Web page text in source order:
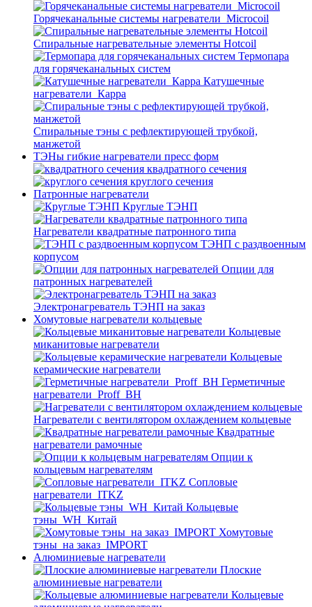
Горячеканальные системы нагреватели_Microcoil
Спиральные нагревательные элементы Hotcoil
Термопара
для горячеканальных систем
Катушечные
нагреватели_Карра
Спиральные тэны с рефлектирующей трубкой,
манжетой
ТЭНы гибкие нагреватели пресс форм
квадратного сечения
круглого сечения
Патронные нагреватели
Круглые ТЭНП
Нагреватели квадратные патронного типа
ТЭНП с раздвоенным
корпусом
Опции для
патронных нагревателей
Электронагреватель ТЭНП на заказ
Хомутовые нагреватели кольцевые
Кольцевые
миканитовые нагреватели
Кольцевые
керамические нагреватели
Герметичные
нагреватели_Proff_BH
Нагреватели с вентилятором охлаждением кольцевые
Квадратные
нагреватели рамочные
Опции к
кольцевым нагревателям
Cопловые
нагреватели_ITKZ
Кольцевые
тэны_WH_Китай
Хомутовые
тэны_на заказ_IMPORT
Алюминиевые нагреватели
Плоские
алюминиевые нагреватели
Кольцевые